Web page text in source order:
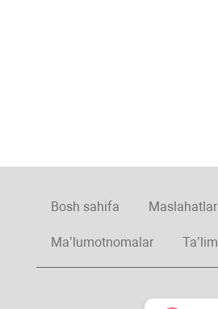
Bosh sahifa Maslahatlar
Ma’lumotnomalar Ta’lim